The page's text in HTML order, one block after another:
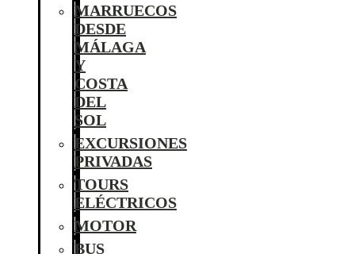
MARRUECOS
DESDE
MÁLAGA
Y
COSTA
DEL
SOL
EXCURSIONES
PRIVADAS
TOURS
ELÉCTRICOS
MOTOR
BUS